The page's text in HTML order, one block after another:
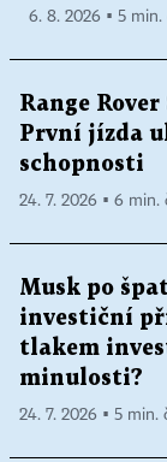
6. 8. 2026 ▪ 5 min.
Range
První jízda
schopnosti
24. 7. 2026 ▪ 6 min.
Musk po
investiční
tlakem
minulosti?
24. 7. 2026 ▪ 5 min.